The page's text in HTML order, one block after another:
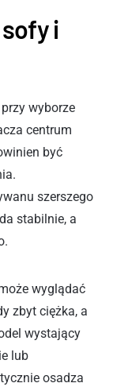
i
wyborze
centrum
być
szerszego
stabilnie, a
wyglądać
zbyt ciężka, a
wystający
lub
osadza